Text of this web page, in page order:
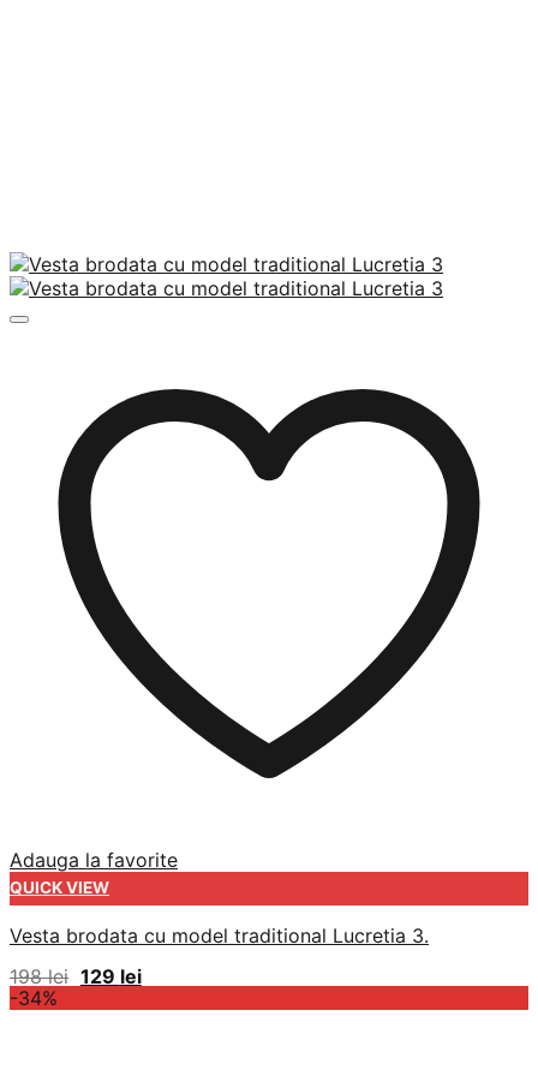
Adauga la favorite
QUICK VIEW
Vesta brodata cu model traditional Lucretia 3.
198lei Prețul
inițial
a
129 leiPrețul
curent
este:
-34%